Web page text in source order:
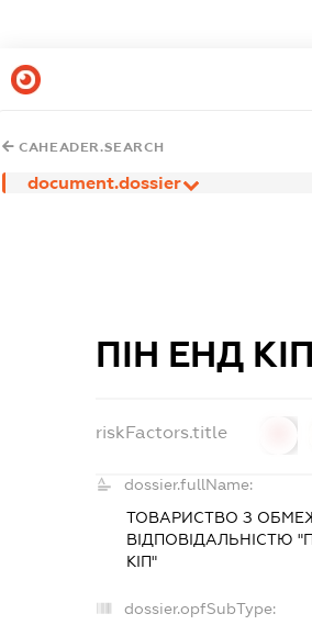
CAHEADER.SEARCH
document.dossier
ПІН ЕНД КІП
riskFactors.title
dossier.fullName:
ТОВАРИСТВО З
ВІДПОВІДАЛЬНІСТЮ
КІП"
dossier.opfSubType: